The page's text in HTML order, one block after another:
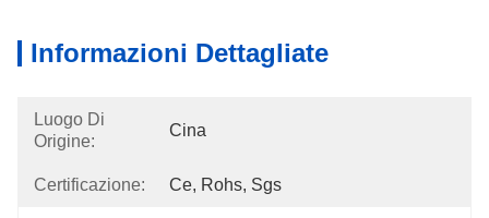
Informazioni Dettagliate
Luogo Di
Origine:
Cina
Certificazione: Ce, Rohs, Sgs